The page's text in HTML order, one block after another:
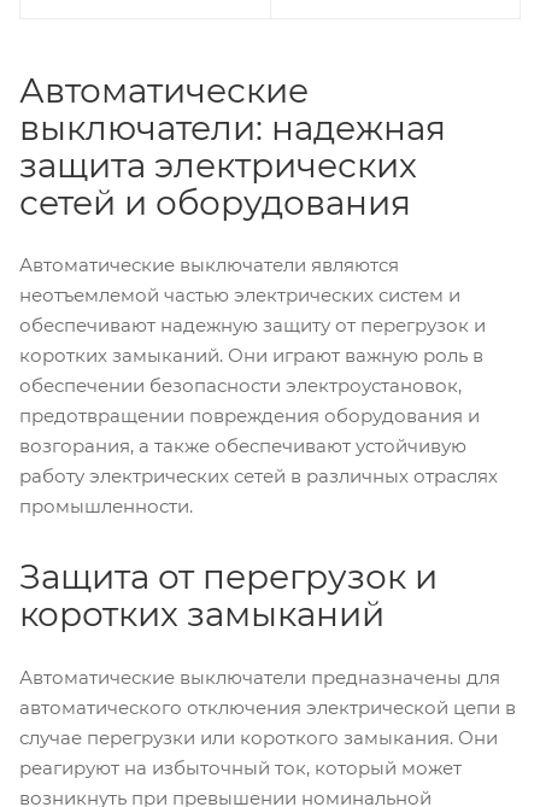
Автоматические
выключатели: надежная
защита электрических
сетей и оборудования
Автоматические выключатели являются
неотъемлемой частью электрических систем и
обеспечивают надежную защиту от перегрузок и
коротких замыканий. Они играют важную роль в
обеспечении безопасности электроустановок,
предотвращении повреждения оборудования и
возгорания, а также обеспечивают устойчивую
работу электрических сетей в различных отраслях
промышленности.
Защита от перегрузок и
коротких замыканий
Автоматические выключатели предназначены для
автоматического отключения электрической цепи в
случае перегрузки или короткого замыкания. Они
реагируют на избыточный ток, который может
возникнуть при превышении номинальной